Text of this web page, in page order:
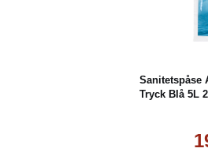
Sanitetspåse
Tryck Blå 5L